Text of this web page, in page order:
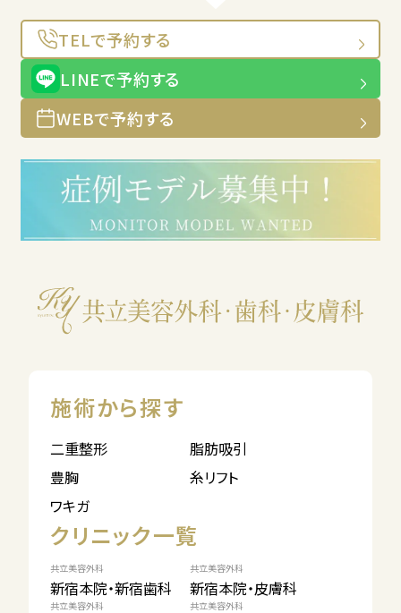
TELで予約する
LINEで予約する
WEBで予約する
施術から探す
二重整形
脂肪吸引
豊胸
糸リフト
ワキガ
クリニック一覧
共立美容外科
新宿本院・新宿歯科
共立美容外科
新宿本院・皮膚科
共立美容外科 共立美容外科